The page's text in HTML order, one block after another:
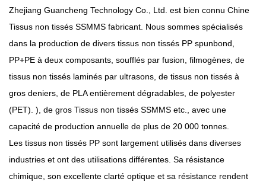
Zhejiang Guancheng Technology Co., Ltd. est bien connu Chine
Tissus non tissés SSMMS fabricant. Nous sommes spécialisés
dans la production de divers tissus non tissés PP spunbond,
PP+PE à deux composants, soufflés par fusion, filmogènes, de
tissus non tissés laminés par ultrasons, de tissus non tissés à
gros deniers, de PLA entièrement dégradables, de polyester
(PET). ), de gros Tissus non tissés SSMMS etc., avec une
capacité de production annuelle de plus de 20 000 tonnes.
Les tissus non tissés PP sont largement utilisés dans diverses
industries et ont des utilisations différentes. Sa résistance
chimique, son excellente clarté optique et sa résistance rendent